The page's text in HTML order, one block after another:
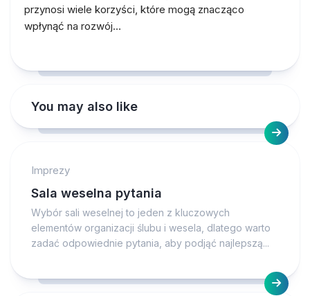
przynosi wiele korzyści, które mogą znacząco
wpłynąć na rozwój…
You may also like
Imprezy
Sala weselna pytania
Wybór sali weselnej to jeden z kluczowych
elementów organizacji ślubu i wesela, dlatego warto
zadać odpowiednie pytania, aby podjąć najlepszą...